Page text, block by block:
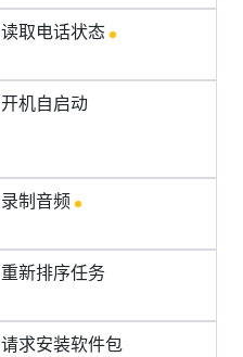
读取电话状态
开机自启动
录制音频
重新排序任务
请求安装软件包